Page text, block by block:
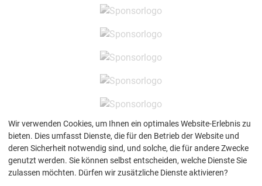
Copyright © 2026 Kreissportbund Bautzen e.V.
Wir verwenden Cookies, um Ihnen ein optimales Website-Erlebnis zu
bieten. Dies umfasst Dienste, die für den Betrieb der Website und
deren Sicherheit notwendig sind, und solche, die für andere Zwecke
genutzt werden. Sie können selbst entscheiden, welche Dienste Sie
zulassen möchten. Dürfen wir zusätzliche Dienste aktivieren?